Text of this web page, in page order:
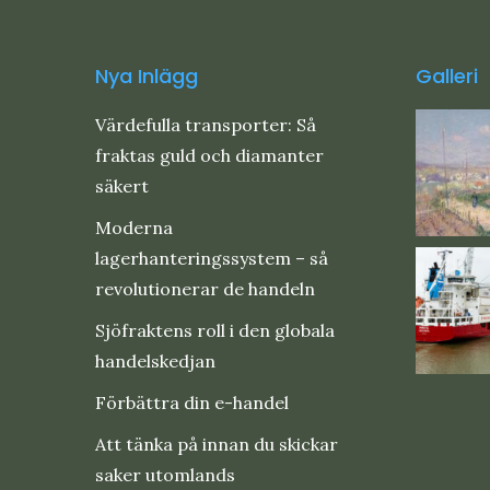
Nya Inlägg
Värdefulla transporter: Så
fraktas guld och diamanter
säkert
Moderna
lagerhanteringssystem – så
revolutionerar de handeln
Sjöfraktens roll i den globala
handelskedjan
Förbättra din e-handel
Att tänka på innan du skickar
saker utomlands
Galleri